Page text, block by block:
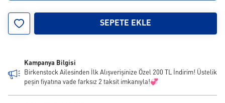
SEPETE EKLE
Kampanya Bilgisi
Birkenstock Ailesinden İlk Alışverişinize Özel 200 TL İndirim! Üstelik
peşin fiyatına vade farksız 2 taksit imkanıyla!💞